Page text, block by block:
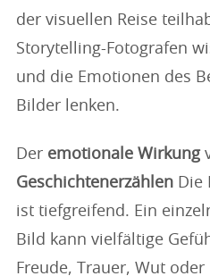
der visuellen Reise
Storytelling-Fotografen
und die Emotionen des
Bilder lenken.
Der emotionale Wirkung
Geschichtenerzählen Die
ist tiefgreifend. Ein
Bild kann vielfältige
Freude, Trauer, Wut